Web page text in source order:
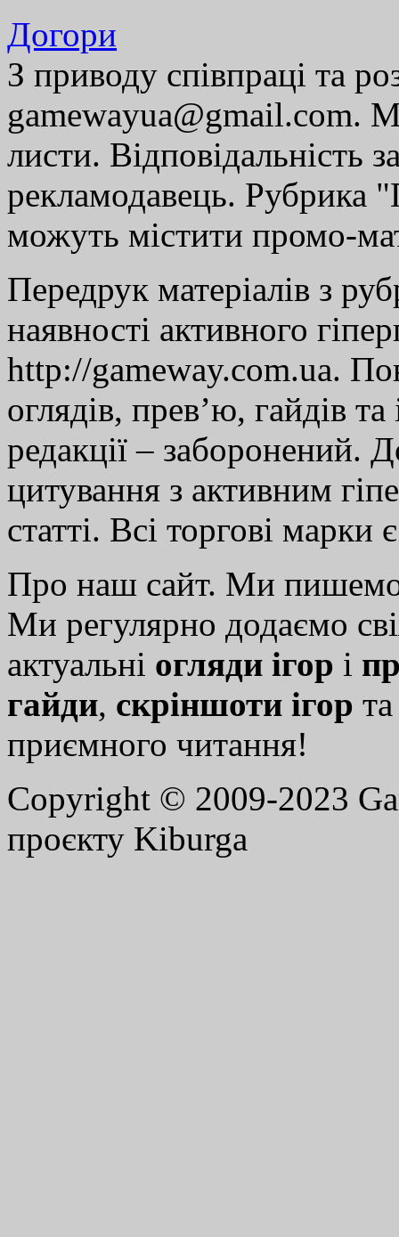
Догори
З приводу співпраці та
gamewayua@gmail.com.
листи. Відповідальність
рекламодавець. Рубрика
можуть містити промо-
Передрук матеріалів з
наявності активного
http://gameway.com.ua.
оглядів, прев’ю, гайдів
редакції – заборонений.
цитування з активним
статті. Всі торгові марки
Про наш сайт. Ми
Ми регулярно додаємо
актуальні огляди ігор і
гайди, скріншоти ігор
приємного читання!
Copyright © 2009-2023
проєкту Kiburga